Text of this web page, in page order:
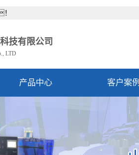
技有限公司
LTD
产品中心 客户案例